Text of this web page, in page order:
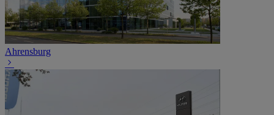
Ahrensburg